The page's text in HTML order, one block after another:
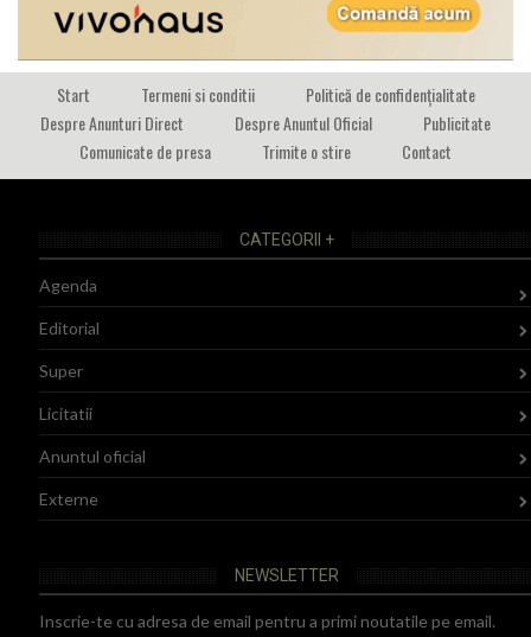
Start Termeni si conditii
Politică de confidențialitate
Despre Anunturi Direct
Despre Anuntul Oficial
Publicitate
Comunicate de presa
Trimite o stire Contact
CATEGORII +
Agenda
Editorial
Super
Licitatii
Anuntul oficial
Externe
NEWSLETTER
Inscrie-te cu adresa de email pentru a primi noutatile pe email.